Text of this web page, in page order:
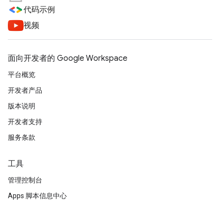
代码示例
视频
面向开发者的 Google Workspace
平台概览
开发者产品
版本说明
开发者支持
服务条款
工具
管理控制台
Apps 脚本信息中心